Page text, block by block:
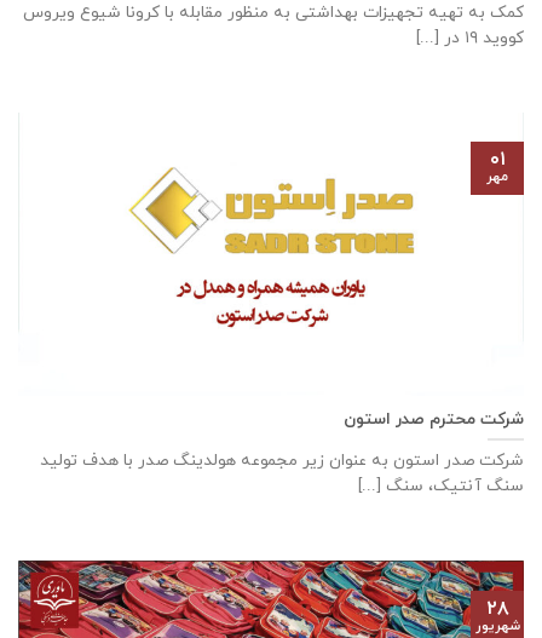
کمک به تهیه تجهیزات بهداشتی به منظور مقابله با کرونا شیوع ویروس
کووید ۱۹ در [...]
شرکت محترم صدر استون
شرکت صدر استون به عنوان زیر مجموعه هولدینگ صدر با هدف تولید
سنگ آنتیک، سنگ [...]
۰۱
مهر
۲۸
شهریور